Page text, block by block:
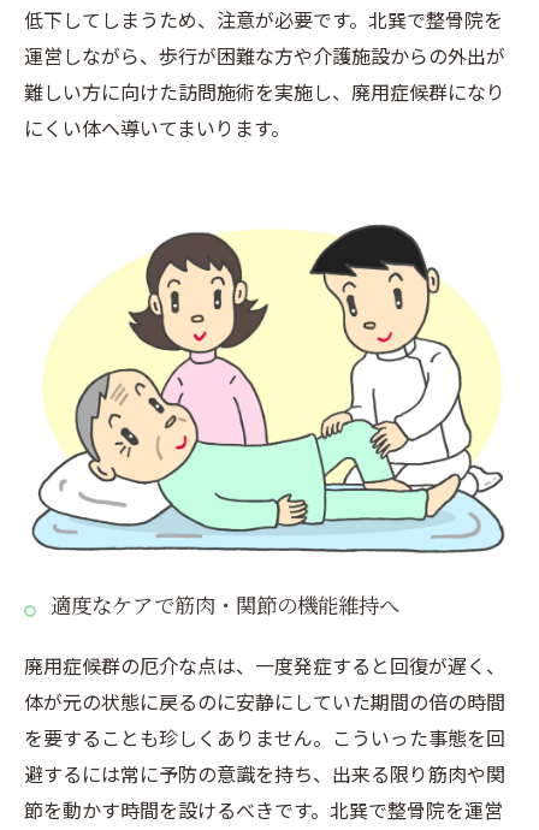
低下してしまうため、注意が必要です。北巽で整骨院を
運営しながら、歩行が困難な方や介護施設からの外出が
難しい方に向けた訪問施術を実施し、廃用症候群になり
にくい体へ導いてまいります。
適度なケアで筋肉・関節の機能維持へ
廃用症候群の厄介な点は、一度発症すると回復が遅く、
体が元の状態に戻るのに安静にしていた期間の倍の時間
を要することも珍しくありません。こういった事態を回
避するには常に予防の意識を持ち、出来る限り筋肉や関
節を動かす時間を設けるべきです。北巽で整骨院を運営